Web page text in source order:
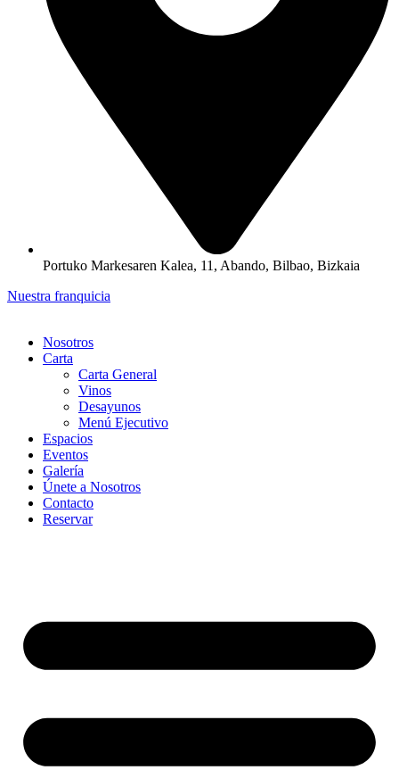
Portuko Markesaren Kalea, 11, Abando, Bilbao, Bizkaia
Nuestra franquicia
Nosotros
Carta
Carta General
Vinos
Desayunos
Menú Ejecutivo
Espacios
Eventos
Galería
Únete a Nosotros
Contacto
Reservar